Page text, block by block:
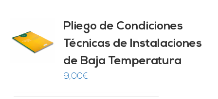
Pliego de Condiciones
Técnicas de Instalaciones
de Baja Temperatura
9,00€